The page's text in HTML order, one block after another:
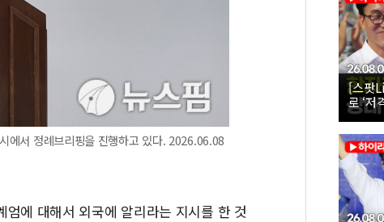
에서 정례브리핑을 진행하고 있다. 2026.06.08
에 대해서 외국에 알리라는 지시를 한 것
[스팟
로 ‘저
보 인